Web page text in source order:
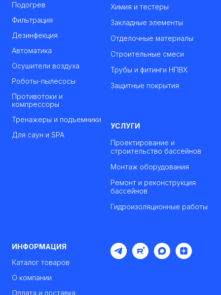
Подогрев
Фильтрация
Дезинфекция
Автоматика
Осушители воздуха
Роботы-пылесосы
Противотоки и
компрессоры
Тренажеры и подъемники
Для саун и SPA
Химия и тестеры
Закладные элементы
Отделочные материалы
Строительные смеси
Трубы и фитинги НПВХ
Защитные покрытия
УСЛУГИ
Проектирование и
строительство бассейнов
Монтаж оборудования
Ремонт и реконструкция
бассейнов
Гидроизоляционные работы
ИНФОРМАЦИЯ
Каталог товаров
О компании
Оплата и доставка